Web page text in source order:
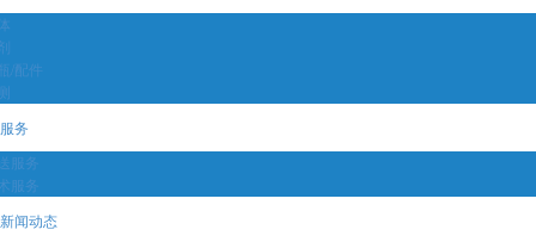
/配件
服务
服务
服务
新闻动态